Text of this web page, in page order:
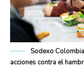
Sodexo
acciones contra el